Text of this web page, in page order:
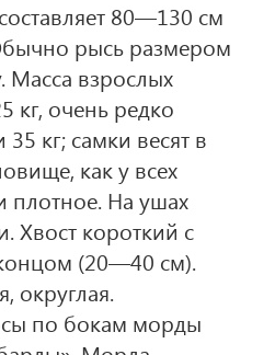
80—130 см
рысь размером
Масса взрослых
кг, очень редко
кг; самки весят в
как у всех
плотное. На ушах
Хвост короткий с
(20—40 см).
округлая.
по бокам морды